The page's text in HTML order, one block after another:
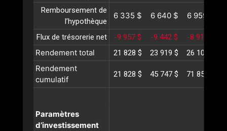
Remboursement de
l’hypothèque
6 335 $ 6 640 $ 6 959 $
Flux de trésorerie net -9 957 $ -9 442 $ -8 911 $
Rendement total 21 828 $ 23 919 $ 26 106 $
Rendement
cumulatif
21 828 $ 45 747 $ 71 853 $
Paramètres
d’investissement